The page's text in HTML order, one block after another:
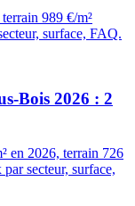
989 €/m²
surface, FAQ.
Bois 2026 : 2
en 2026, terrain 726
secteur, surface,